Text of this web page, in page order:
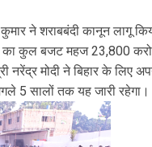
ने शराबबंदी कानून लागू
का कुल बजट महज 23,800
मोदी ने बिहार के लिए
5 सालों तक यह जारी रहेगा।